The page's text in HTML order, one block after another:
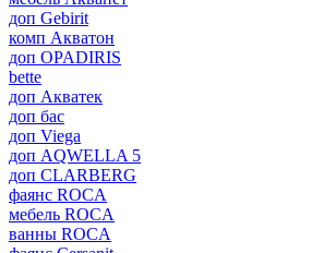
доп Gebirit
комп Акватон
доп OPADIRIS
bette
доп Акватек
доп бас
доп Viega
доп AQWELLA 5
доп CLARBERG
фаянс ROCA
мебель ROCA
ванны ROCA